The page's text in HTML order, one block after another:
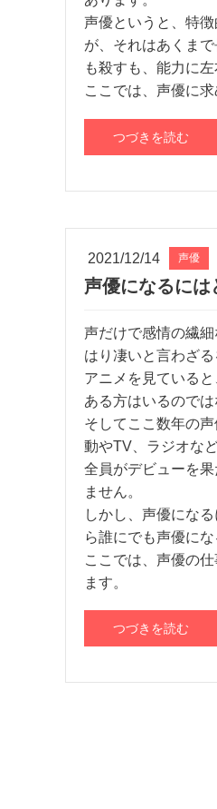
声優というと、特
が、それはあくま
も殺すも、能力に左
ここでは、声優に
つづきを読む
2021/12/14 声優
声優になるには
声だけで感情の繊
はり凄いと言わざる
アニメを見ている
ある方はいるのでは
そしてここ数年の
動やTV、ラジオな
全員がデビューを
ません。
しかし、声優にな
ら誰にでも声優に
ここでは、声優の
ます。
つづきを読む